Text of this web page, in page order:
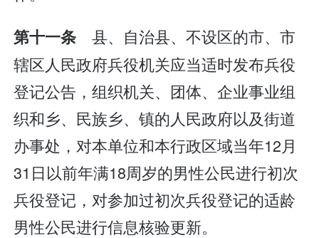
第十一条 县、自治县、不设区的市、市
辖区人民政府兵役机关应当适时发布兵役
登记公告，组织机关、团体、企业事业组
织和乡、民族乡、镇的人民政府以及街道
办事处，对本单位和本行政区域当年12月
31日以前年满18周岁的男性公民进行初次
兵役登记，对参加过初次兵役登记的适龄
男性公民进行信息核验更新。